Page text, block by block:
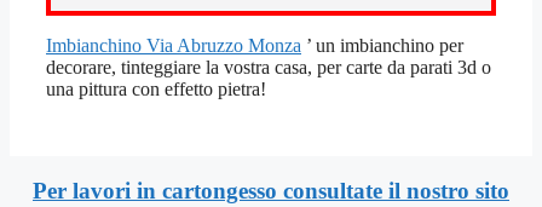
Imbianchino Via Abruzzo Monza ’ un imbianchino per
decorare, tinteggiare la vostra casa, per carte da parati 3d o
una pittura con effetto pietra!
Per lavori in cartongesso consultate il nostro sito